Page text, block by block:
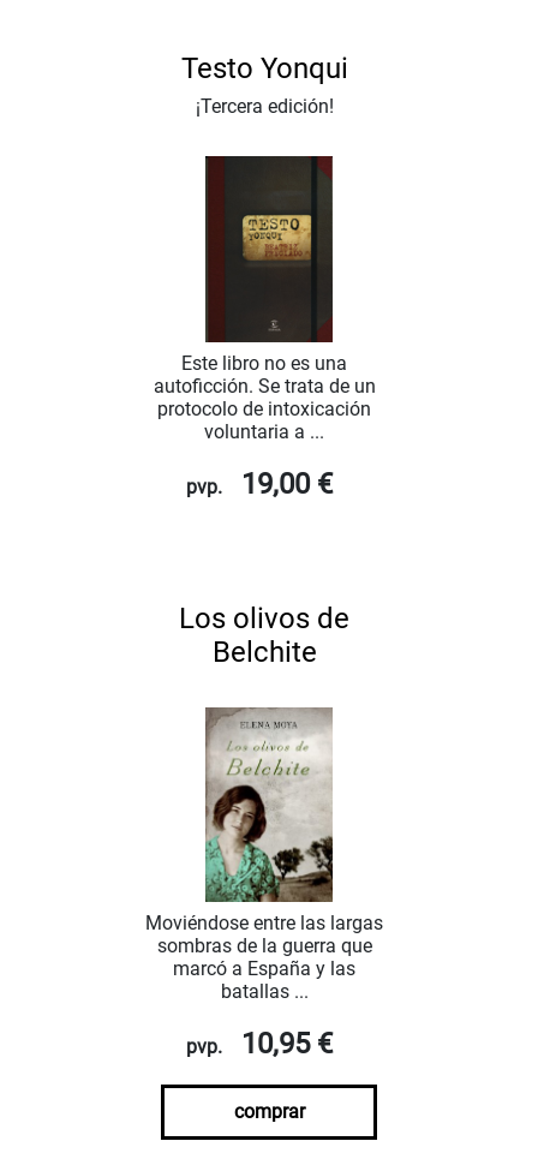
Testo Yonqui
¡Tercera edición!
Este libro no es una
autoficción. Se trata de un
protocolo de intoxicación
voluntaria a ...
pvp. 19,00 €
Los olivos de
Belchite
Moviéndose entre las largas
sombras de la guerra que
marcó a España y las
batallas ...
pvp. 10,95 €
comprar